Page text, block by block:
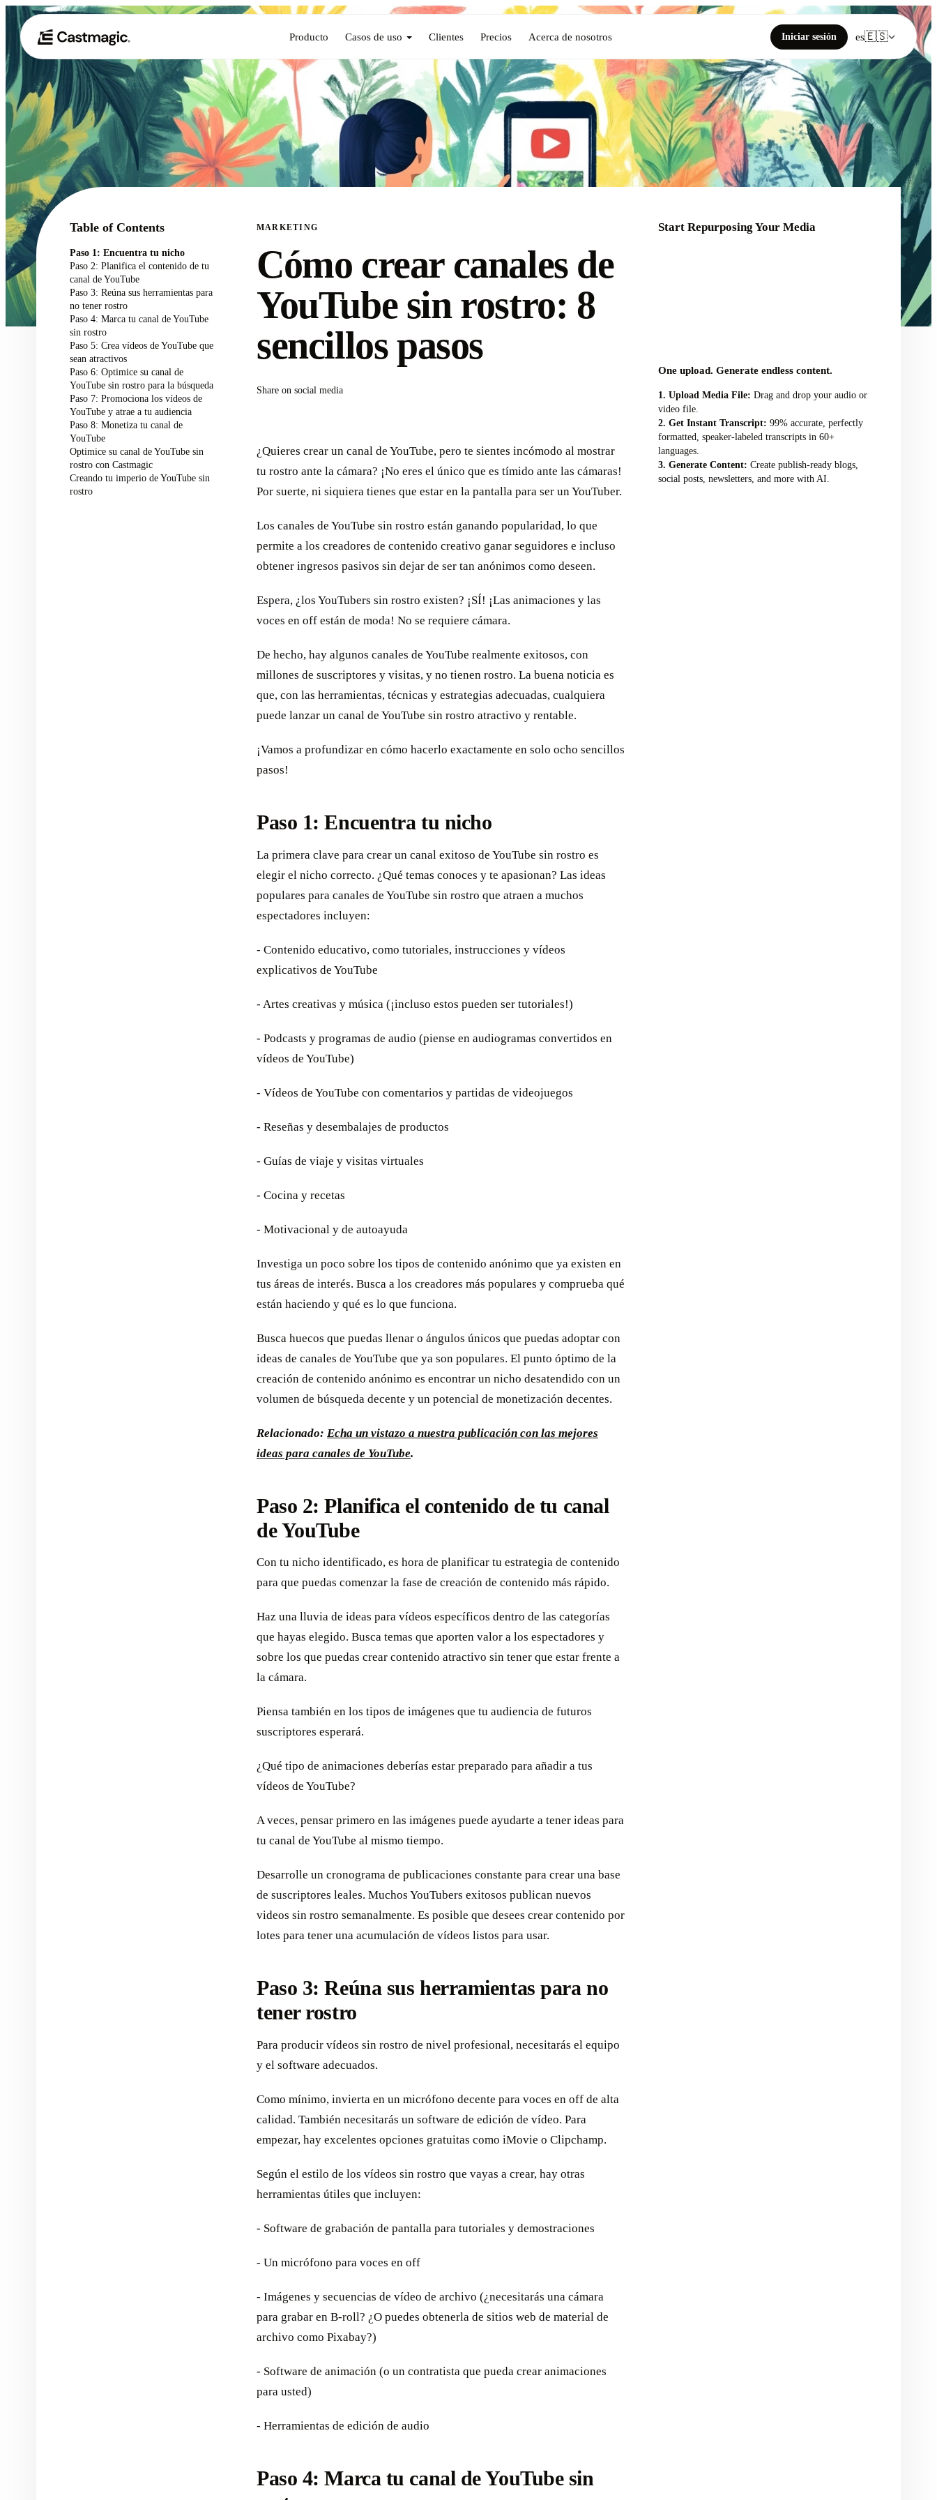
Producto Casos de uso Clientes Precios Acerca de nosotros Iniciar sesión es🇪🇸
Table of Contents
Paso 1: Encuentra tu nicho
Paso 2: Planifica el contenido de tu
canal de YouTube
Paso 3: Reúna sus herramientas para
no tener rostro
Paso 4: Marca tu canal de YouTube
sin rostro
Paso 5: Crea vídeos de YouTube que
sean atractivos
Paso 6: Optimice su canal de
YouTube sin rostro para la búsqueda
Paso 7: Promociona los vídeos de
YouTube y atrae a tu audiencia
Paso 8: Monetiza tu canal de
YouTube
Optimice su canal de YouTube sin
rostro con Castmagic
Creando tu imperio de YouTube sin
rostro
MARKETING
Cómo crear canales de
YouTube sin rostro: 8
sencillos pasos
Share on social media
¿Quieres crear un canal de YouTube, pero te sientes incómodo al mostrar
tu rostro ante la cámara? ¡No eres el único que es tímido ante las cámaras!
Por suerte, ni siquiera tienes que estar en la pantalla para ser un YouTuber.
Los canales de YouTube sin rostro están ganando popularidad, lo que
permite a los creadores de contenido creativo ganar seguidores e incluso
obtener ingresos pasivos sin dejar de ser tan anónimos como deseen.
Espera, ¿los YouTubers sin rostro existen? ¡SÍ! ¡Las animaciones y las
voces en off están de moda! No se requiere cámara.
De hecho, hay algunos canales de YouTube realmente exitosos, con
millones de suscriptores y visitas, y no tienen rostro. La buena noticia es
que, con las herramientas, técnicas y estrategias adecuadas, cualquiera
puede lanzar un canal de YouTube sin rostro atractivo y rentable.
¡Vamos a profundizar en cómo hacerlo exactamente en solo ocho sencillos
pasos!
Paso 1: Encuentra tu nicho
La primera clave para crear un canal exitoso de YouTube sin rostro es
elegir el nicho correcto. ¿Qué temas conoces y te apasionan? Las ideas
populares para canales de YouTube sin rostro que atraen a muchos
espectadores incluyen:
- Contenido educativo, como tutoriales, instrucciones y vídeos
explicativos de YouTube
- Artes creativas y música (¡incluso estos pueden ser tutoriales!)
- Podcasts y programas de audio (piense en audiogramas convertidos en
vídeos de YouTube)
- Vídeos de YouTube con comentarios y partidas de videojuegos
- Reseñas y desembalajes de productos
- Guías de viaje y visitas virtuales
- Cocina y recetas
- Motivacional y de autoayuda
Investiga un poco sobre los tipos de contenido anónimo que ya existen en
tus áreas de interés. Busca a los creadores más populares y comprueba qué
están haciendo y qué es lo que funciona.
Busca huecos que puedas llenar o ángulos únicos que puedas adoptar con
ideas de canales de YouTube que ya son populares. El punto óptimo de la
creación de contenido anónimo es encontrar un nicho desatendido con un
volumen de búsqueda decente y un potencial de monetización decentes.
Relacionado: Echa un vistazo a nuestra publicación con las mejores
ideas para canales de YouTube.
Paso 2: Planifica el contenido de tu canal
de YouTube
Con tu nicho identificado, es hora de planificar tu estrategia de contenido
para que puedas comenzar la fase de creación de contenido más rápido.
Haz una lluvia de ideas para vídeos específicos dentro de las categorías
que hayas elegido. Busca temas que aporten valor a los espectadores y
sobre los que puedas crear contenido atractivo sin tener que estar frente a
la cámara.
Piensa también en los tipos de imágenes que tu audiencia de futuros
suscriptores esperará.
¿Qué tipo de animaciones deberías estar preparado para añadir a tus
vídeos de YouTube?
A veces, pensar primero en las imágenes puede ayudarte a tener ideas para
tu canal de YouTube al mismo tiempo.
Desarrolle un cronograma de publicaciones constante para crear una base
de suscriptores leales. Muchos YouTubers exitosos publican nuevos
videos sin rostro semanalmente. Es posible que desees crear contenido por
lotes para tener una acumulación de vídeos listos para usar.
Paso 3: Reúna sus herramientas para no
tener rostro
Para producir vídeos sin rostro de nivel profesional, necesitarás el equipo
y el software adecuados.
Como mínimo, invierta en un micrófono decente para voces en off de alta
calidad. También necesitarás un software de edición de vídeo. Para
empezar, hay excelentes opciones gratuitas como iMovie o Clipchamp.
Según el estilo de los vídeos sin rostro que vayas a crear, hay otras
herramientas útiles que incluyen:
- Software de grabación de pantalla para tutoriales y demostraciones
- Un micrófono para voces en off
- Imágenes y secuencias de vídeo de archivo (¿necesitarás una cámara
para grabar en B-roll? ¿O puedes obtenerla de sitios web de material de
archivo como Pixabay?)
- Software de animación (o un contratista que pueda crear animaciones
para usted)
- Herramientas de edición de audio
Paso 4: Marca tu canal de YouTube sin
Start Repurposing Your Media
One upload. Generate endless content.
Upload Media File: Drag and drop your audio or
video file.
Get Instant Transcript: 99% accurate, perfectly
formatted, speaker-labeled transcripts in 60+
languages.
Generate Content: Create publish-ready blogs,
social posts, newsletters, and more with AI.